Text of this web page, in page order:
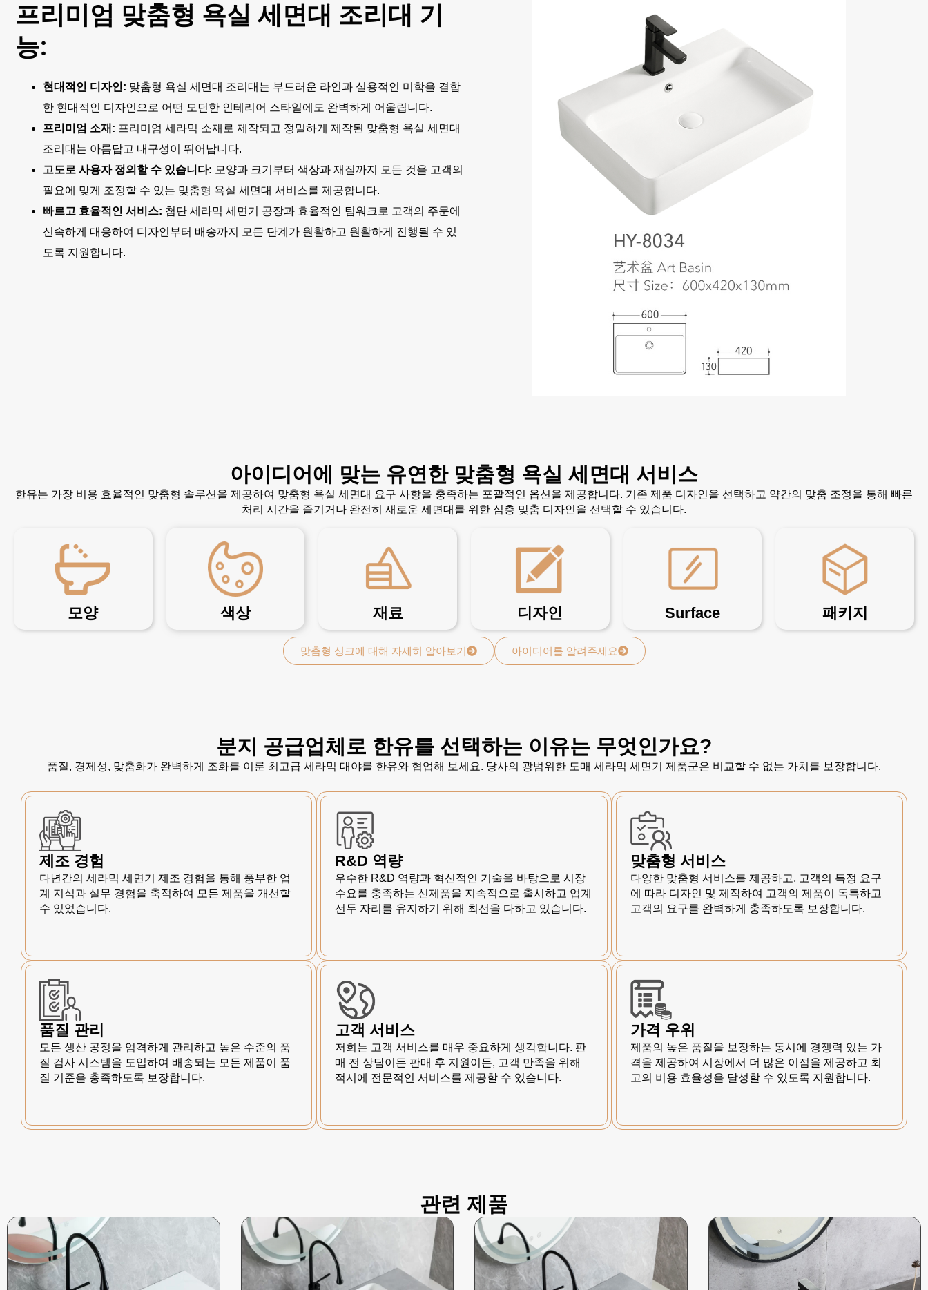
프리미엄 맞춤형 욕실 세면대 조리대 기
능:
현대적인 디자인: 맞춤형 욕실 세면대 조리대는 부드러운 라인과 실용적인 미학을 결합
한 현대적인 디자인으로 어떤 모던한 인테리어 스타일에도 완벽하게 어울립니다.
프리미엄 소재: 프리미엄 세라믹 소재로 제작되고 정밀하게 제작된 맞춤형 욕실 세면대
조리대는 아름답고 내구성이 뛰어납니다.
고도로 사용자 정의할 수 있습니다: 모양과 크기부터 색상과 재질까지 모든 것을 고객의
필요에 맞게 조정할 수 있는 맞춤형 욕실 세면대 서비스를 제공합니다.
빠르고 효율적인 서비스: 첨단 세라믹 세면기 공장과 효율적인 팀워크로 고객의 주문에
신속하게 대응하여 디자인부터 배송까지 모든 단계가 원활하고 원활하게 진행될 수 있
도록 지원합니다.
아이디어에 맞는 유연한 맞춤형 욕실 세면대 서비스
한유는 가장 비용 효율적인 맞춤형 솔루션을 제공하여 맞춤형 욕실 세면대 요구 사항을 충족하는 포괄적인 옵션을 제공합니다. 기존 제품 디자인을 선택하고 약간의 맞춤 조정을 통해 빠른
처리 시간을 즐기거나 완전히 새로운 세면대를 위한 심층 맞춤 디자인을 선택할 수 있습니다.
모양 색상 재료 디자인 Surface 패키지
맞춤형 싱크에 대해 자세히 알아보기 아이디어를 알려주세요
분지 공급업체로 한유를 선택하는 이유는 무엇인가요?
품질, 경제성, 맞춤화가 완벽하게 조화를 이룬 최고급 세라믹 대야를 한유와 협업해 보세요. 당사의 광범위한 도매 세라믹 세면기 제품군은 비교할 수 없는 가치를 보장합니다.
제조 경험
다년간의 세라믹 세면기 제조 경험을 통해 풍부한 업
계 지식과 실무 경험을 축적하여 모든 제품을 개선할
수 있었습니다.
R&D 역량
우수한 R&D 역량과 혁신적인 기술을 바탕으로 시장
수요를 충족하는 신제품을 지속적으로 출시하고 업계
선두 자리를 유지하기 위해 최선을 다하고 있습니다.
맞춤형 서비스
다양한 맞춤형 서비스를 제공하고, 고객의 특정 요구
에 따라 디자인 및 제작하여 고객의 제품이 독특하고
고객의 요구를 완벽하게 충족하도록 보장합니다.
품질 관리
모든 생산 공정을 엄격하게 관리하고 높은 수준의 품
질 검사 시스템을 도입하여 배송되는 모든 제품이 품
질 기준을 충족하도록 보장합니다.
고객 서비스
저희는 고객 서비스를 매우 중요하게 생각합니다. 판
매 전 상담이든 판매 후 지원이든, 고객 만족을 위해
적시에 전문적인 서비스를 제공할 수 있습니다.
가격 우위
제품의 높은 품질을 보장하는 동시에 경쟁력 있는 가
격을 제공하여 시장에서 더 많은 이점을 제공하고 최
고의 비용 효율성을 달성할 수 있도록 지원합니다.
관련 제품